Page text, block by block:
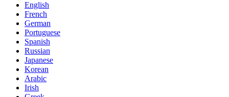
English
French
German
Portuguese
Spanish
Russian
Japanese
Korean
Arabic
Irish